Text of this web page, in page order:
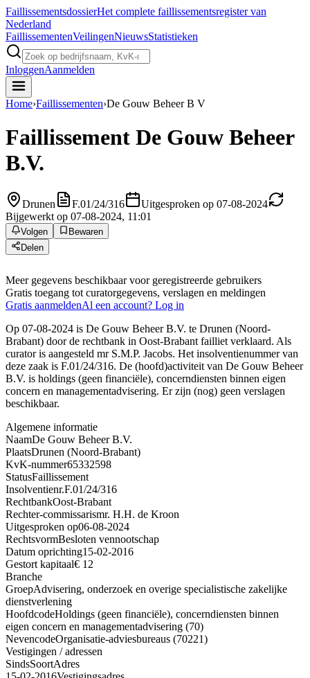
FaillissementsdossierHet complete faillissementsregister van
Nederland
FaillissementenVeilingenNieuwsStatistieken
InloggenAanmelden
Home›Faillissementen›De Gouw Beheer B V
Faillissement De Gouw Beheer
B.V.
Drunen F.01/24/316
Uitgesproken op 07-08-2024
Bijgewerkt op 07-08-2024, 11:01
Volgen
Bewaren
Delen
Meer gegevens beschikbaar voor geregistreerde gebruikers
Gratis toegang tot curatorgegevens, verslagen en meldingen
Gratis aanmeldenAl een account? Log in
Op 07-08-2024 is De Gouw Beheer B.V. te Drunen (Noord-
Brabant) door de rechtbank in Oost-Brabant failliet verklaard. Als
curator is aangesteld mr S.M.P. Jacobs. Het insolventienummer van
deze zaak is F.01/24/316. De (hoofd)activiteit van De Gouw Beheer
B.V. is holdings (geen financiële), concerndiensten binnen eigen
concern en managementadvisering. Er zijn (nog) geen verslagen
beschikbaar.
Algemene informatie
NaamDe Gouw Beheer B.V.
PlaatsDrunen (Noord-Brabant)
KvK-nummer65332598
StatusFaillissement
Insolventienr.F.01/24/316
RechtbankOost-Brabant
Rechter-commissarismr. H.H. de Kroon
Uitgesproken op06-08-2024
RechtsvormBesloten vennootschap
Datum oprichting15-02-2016
Gestort kapitaal€ 12
Branche
GroepAdvisering, onderzoek en overige specialistische zakelijke
dienstverlening
HoofdcodeHoldings (geen financiële), concerndiensten binnen
eigen concern en managementadvisering (70)
NevencodeOrganisatie-adviesbureaus (70221)
Vestigingen / adressen
SindsSoortAdres